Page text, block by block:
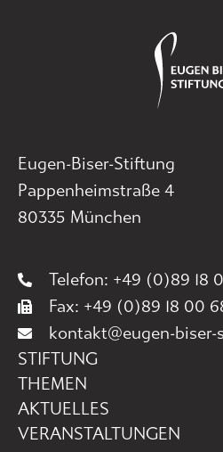
Eugen-Biser-Stiftung
Pappenheimstraße 4
80335 München
Telefon: +49 (0)89 18
Fax: +49 (0)89 18 00
kontakt@eugen-
STIFTUNG
THEMEN
AKTUELLES
VERANSTALTUNGEN